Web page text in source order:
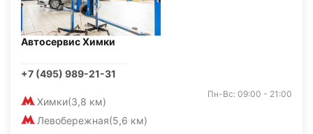
Автосервис Химки
+7 (495) 989-21-31
Химки(3,8 км)
Левобережная(5,6 км)
Пн-Вс: 09:00 - 21:00